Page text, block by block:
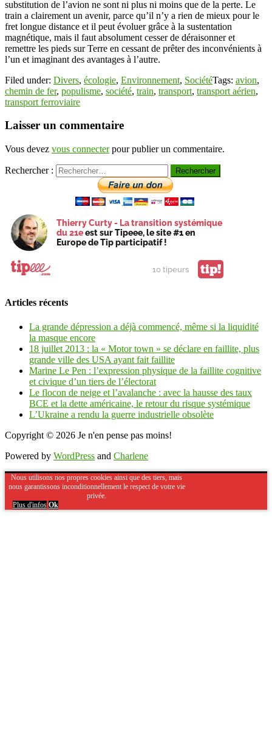
substitution de l’avion ne sont ni plus ni moins que de la perte. Le
train a clairement un avenir, parce qu’il n’y a rien de mieux pour le
fret longue distance et il peut évoluer grâce à la sustentation
magnétique, mais il faut absolument cesser de déraisonner et
remettre les pieds sur Terre en cessant de prêter des inconvénients à
l’un et imaginant des avantages à l’autre.
Filed under: Divers, écologie, Environnement, SociétéTags: avion,
chemin de fer, populisme, société, train, transport, transport aérien,
transport ferroviaire
Laisser un commentaire
Vous devez vous connecterpour publier un commentaire.
Rechercher :
Thierry Curty - La transition systémique
du 21eest sur Tipeee, le site #1 en
Europe de Tip participatif !
10 tipeurs tip!
Articles récents
La grande dépression a déjà commencé, même si la liquidité
la masque encore
18 juillet 2013 : la « Motor town » se déclare en faillite, plus
grande ville des USA ayant fait faillite
Marine Le Pen : l’expression physique de la faillite cognitive
et civique d’un tiers de l’électorat
Le flocon de neige et l’avalanche : avec la hausse des taux
BCE et la dette américaine, le retour du risque systémique
L’Ukraine a rendu la guerre industrielle obsolète
Copyright © 2026 Je n'en pense pas moins!
Powered by WordPress and Charlene
Nous utilisons nos propres cookies ainsi que des tiers, mais
nous garantissons inconditionnellement le respect de votre vie
privée.
Plus d'infos Ok